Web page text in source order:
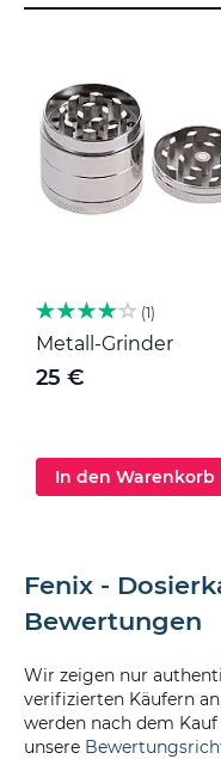
1
Metall-Grinder
25 €
In den Warenkorb
Fenix -
Bewertungen
Wir zeigen nur
verifizierten Käufern
werden nach dem
unsere